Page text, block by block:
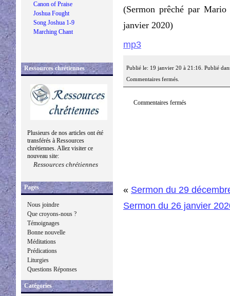
Canon of Praise
Joshua Fought
Song Joshua 1-9
Marching Chant
Ressources chrétiennes
Plusieurs de nos articles ont été
transférés à Ressources
chrétiennes. Allez visiter ce
nouveau site:
Ressources chrétiennes
Pages
Nous joindre
Que croyons-nous ?
Témoignages
Bonne nouvelle
Méditations
Prédications
Liturgies
Questions Réponses
Catégories
(Sermon prêché par
janvier 2020)
mp3
Publié le: 19 janvier 20 à 21:16. Publié
Commentaires fermés.
Commentaires fermés
« Sermon du 29
Sermon du 26 janvier